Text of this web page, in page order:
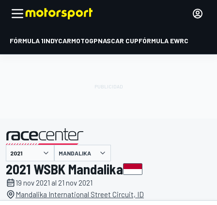
FÓRMULA 1INDYCARMOTOGPNASCAR CUPFÓRMULA EWRC
presentado por MANDALIKA
2021 WSBK Mandalika
19 nov 2021 al 21 nov 2021
Mandalika International Street Circuit, ID